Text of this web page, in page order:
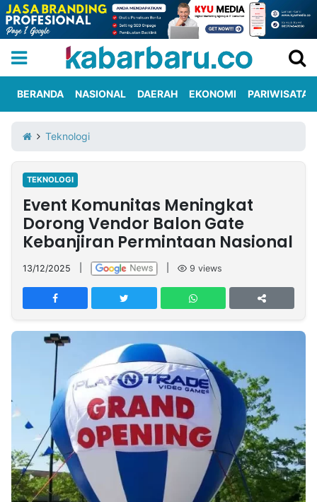
Iklan
Berita
Kami
Nasional
International
Olahraga
Entertainment
Daerah
Pariwisata
Kuliner
Kolom
Network
PT
TREETAN
INDONESIA
Insight
NTB
Suara
Time
Lens
IDN
Daily
Jogja
Jalan
Rakyat
Idealita
News
Kita
Notice
Dinamikapost.com
Radar
Baru
Seedbacklink
Follow
Kabarbaru
BERANDA NASIONAL DAERAH EKONOMI PARIWISATA
Teknologi
TEKNOLOGI
Event Komunitas Meningkat
Dorong Vendor Balon Gate
Kebanjiran Permintaan Nasional
13/12/2025 9 views